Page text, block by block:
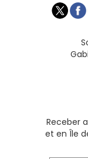
Receber
et en Île